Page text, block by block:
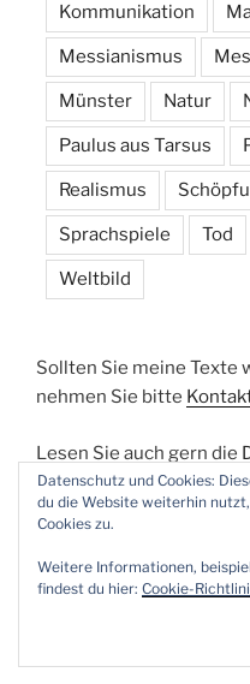
Kommunikation
Messianismus
Münster Natur
Paulus aus Tarsus
Realismus
Sprachspiele Tod
Weltbild
Sollten Sie meine Texte
nehmen Sie bitte
Lesen Sie auch gern die
dieser Webseite.
Datenschutz und Cookies:
du die Website weiterhin
Cookies zu.
Weitere Informationen,
findest du hier: Cookie-